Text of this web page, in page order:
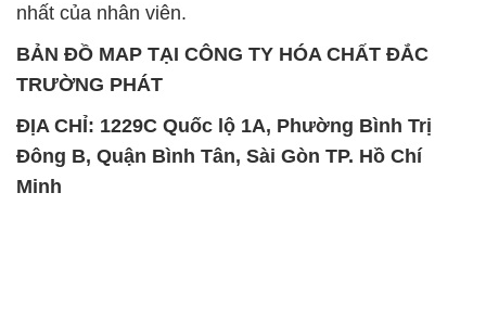
nhất của nhân viên.
BẢN ĐỒ MAP TẠI CÔNG TY HÓA CHẤT ĐẮC
TRƯỜNG PHÁT
ĐỊA CHỈ: 1229C Quốc lộ 1A, Phường Bình Trị
Đông B, Quận Bình Tân, Sài Gòn TP. Hồ Chí
Minh